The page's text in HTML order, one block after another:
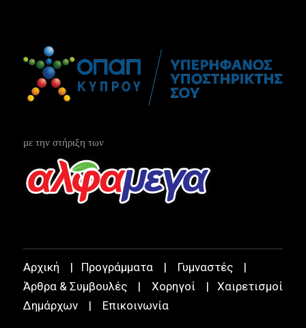
με την στήριξη των
Αρχική | Προγράμματα| Γυμναστές|
Άρθρα & Συμβουλές| Χορηγοί | Χαιρετισμοί
Δημάρχων| Επικοινωνία